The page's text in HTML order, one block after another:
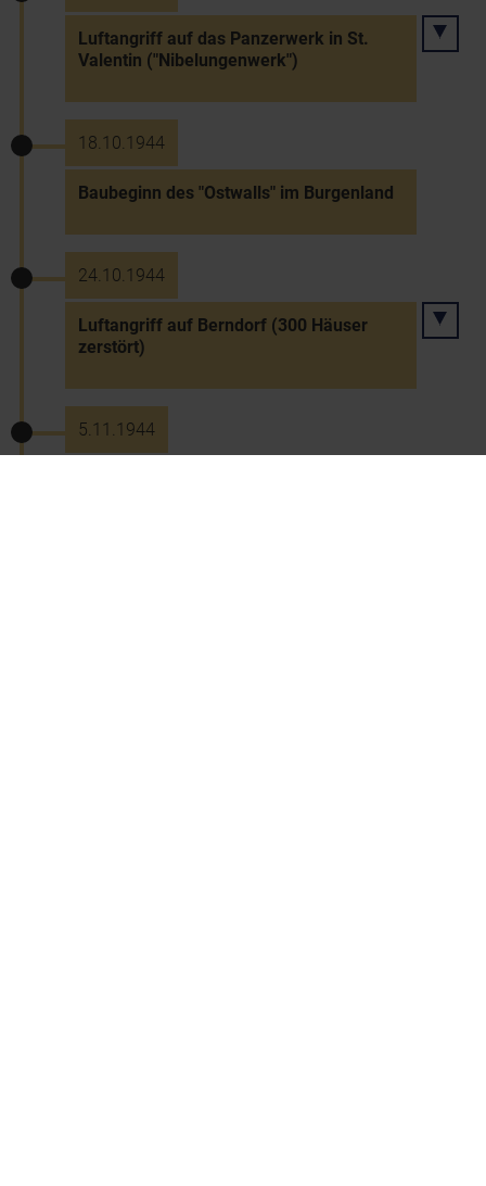
Luftangriff auf das Panzerwerk in St.
Valentin ("Nibelungenwerk")
18.10.1944
Baubeginn des "Ostwalls" im Burgenland
24.10.1944
Luftangriff auf Berndorf (300 Häuser
zerstört)
5.11.1944